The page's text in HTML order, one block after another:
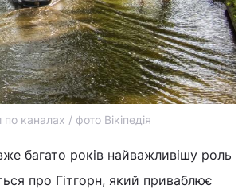
каналах / фото Вікіпедія
багато років найважливішу роль
про Гітгорн, який приваблює